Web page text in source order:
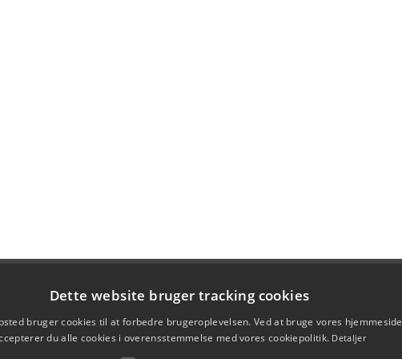
Dette website bruger tracking cookies
bruger cookies til at forbedre brugeroplevelsen. Ved at bruge vores hjemmeside
du alle cookies i overensstemmelse med vores cookiepolitik. Detaljer